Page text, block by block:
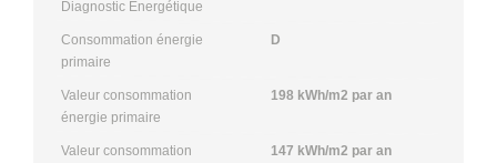
Diagnostic Energétique
Consommation énergie
primaire
D
Valeur consommation
énergie primaire
198 kWh/m2 par an
Valeur consommation
147 kWh/m2 par an